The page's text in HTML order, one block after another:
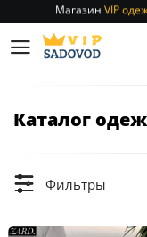
Магазин
Каталог
Фильтры